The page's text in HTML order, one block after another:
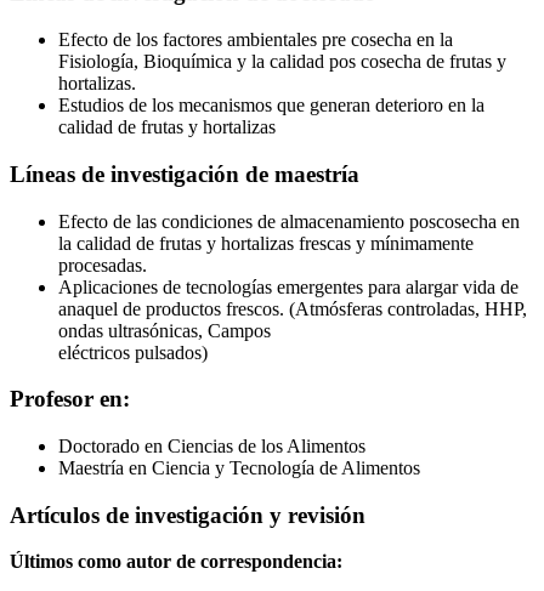
Efecto de los factores ambientales pre cosecha en la
Fisiología, Bioquímica y la calidad pos cosecha de frutas y
hortalizas.
Estudios de los mecanismos que generan deterioro en la
calidad de frutas y hortalizas
Líneas de investigación de maestría
Efecto de las condiciones de almacenamiento poscosecha en
la calidad de frutas y hortalizas frescas y mínimamente
procesadas.
Aplicaciones de tecnologías emergentes para alargar vida de
anaquel de productos frescos. (Atmósferas controladas, HHP,
ondas ultrasónicas, Campos
eléctricos pulsados)
Profesor en:
Doctorado en Ciencias de los Alimentos
Maestría en Ciencia y Tecnología de Alimentos
Artículos de investigación y revisión
Últimos como autor de correspondencia: